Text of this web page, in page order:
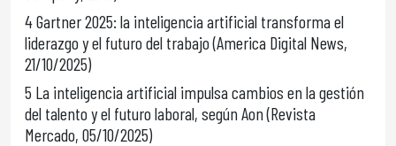
4 Gartner 2025: la inteligencia artificial transforma el
liderazgo y el futuro del trabajo (America Digital News,
21/10/2025)
5 La inteligencia artificial impulsa cambios en la gestión
del talento y el futuro laboral, según Aon (Revista
Mercado, 05/10/2025)